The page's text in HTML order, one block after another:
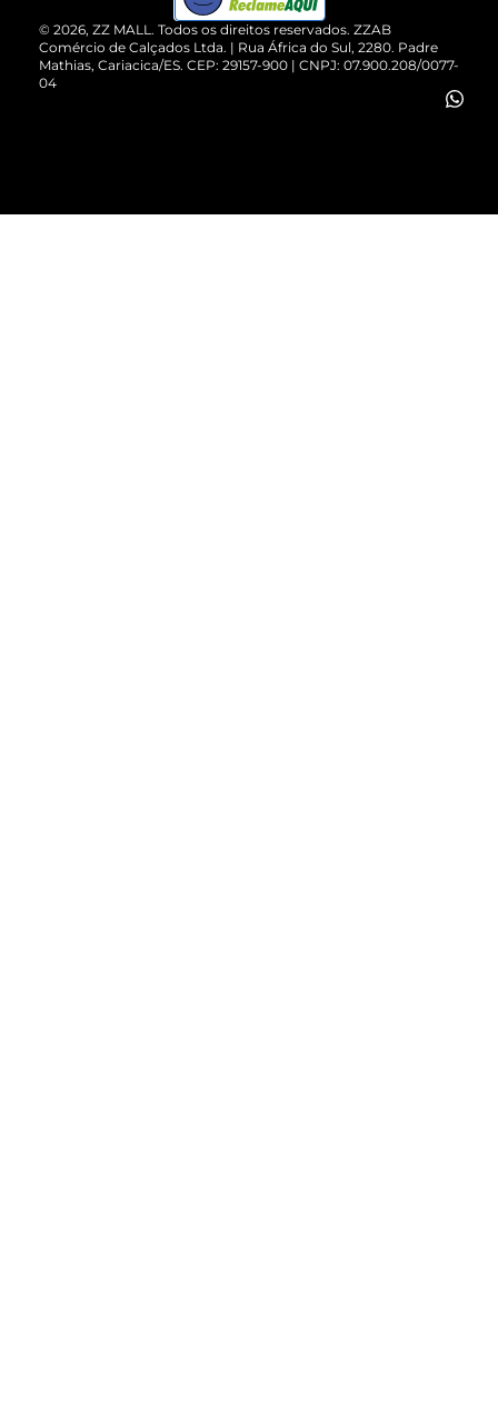
Cartão Presente
Vendas Corporativas
© 2026, ZZ MALL. Todos os direitos reservados. ZZAB
Comércio de Calçados Ltda. | Rua África do Sul, 2280. Padre
Mathias, Cariacica/ES. CEP: 29157-900 | CNPJ: 07.900.208/0077-
04